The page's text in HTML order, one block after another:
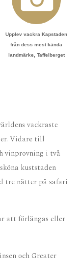
Upplev vackra Kapstaden
från dess mest kända
landmärke, Taffelberget
vackraste
Vidare till
vinprovning i två
kuststaden
tre nätter på safari
att förlängas eller
och Greater